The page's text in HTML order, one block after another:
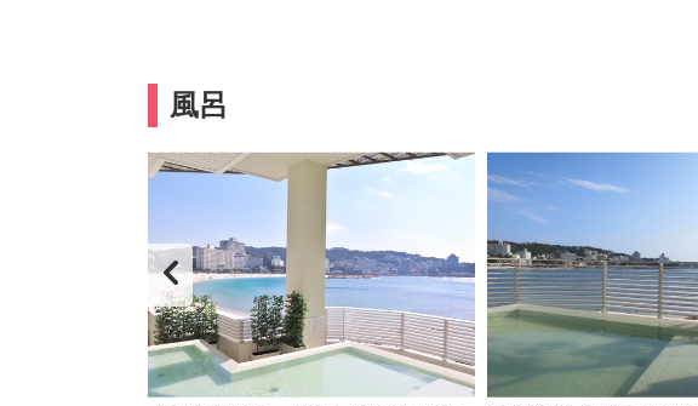
風呂